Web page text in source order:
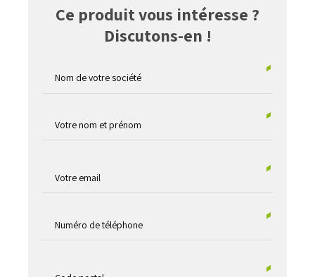
Ce produit vous intéresse ?
Discutons-en !